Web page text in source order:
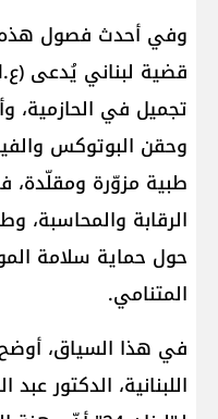
وفي أحدث فصول هذه
قضية لبناني يُدعى
تجميل في الحازمية،
وحقن البوتوكس
طبية مزوّرة
الرقابة والمحاسبة،
حول حماية سلامة
المتنامي.
في هذا السياق، أوضح
اللبنانية، الدكتور